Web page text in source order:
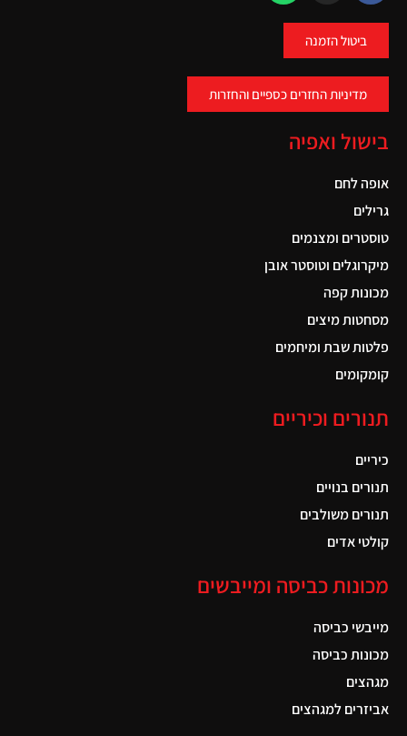
ביטול הזמנה
מדיניות החזרים כספיים והחזרות
בישול ואפיה
אופה לחם
גרילים
טוסטרים ומצנמים
מיקרוגלים וטוסטר אובן
מכונות קפה
מסחטות מיצים
פלטות שבת ומיחמים
קומקומים
תנורים וכיריים
כיריים
תנורים בנויים
תנורים משולבים
קולטי אדים
מכונות כביסה ומייבשים
מייבשי כביסה
מכונות כביסה
מגהצים
אביזרים למגהצים